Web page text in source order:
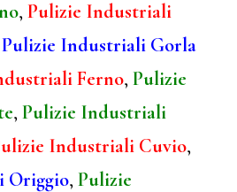
,Pulizie Industriali
Pulizie Industriali Gorla
Ferno,Pulizie
,Pulizie Industriali
Industriali Cuvio,
Origgio,Pulizie